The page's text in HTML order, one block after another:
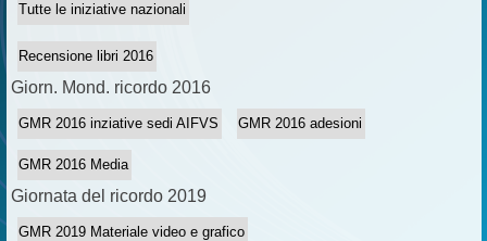
Tutte le iniziative nazionali
Recensione libri 2016
Giorn. Mond. ricordo 2016
GMR 2016 inziative sedi AIFVS GMR 2016 adesioni
GMR 2016 Media
Giornata del ricordo 2019
GMR 2019 Materiale video e grafico